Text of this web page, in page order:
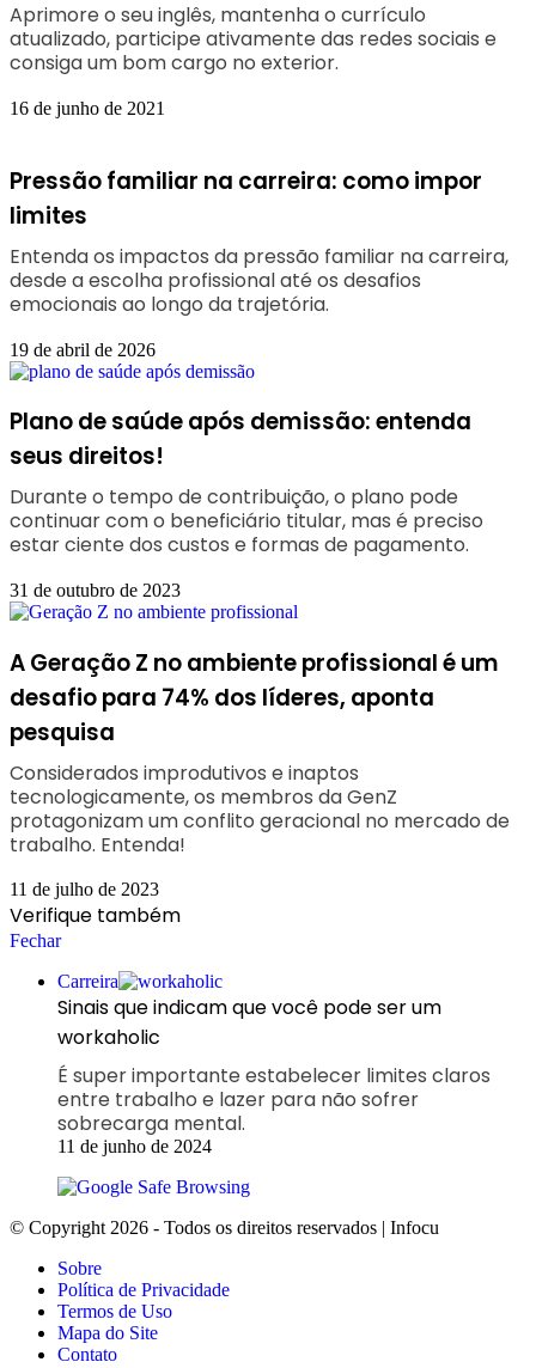
Aprimore o seu inglês, mantenha o currículo
atualizado, participe ativamente das redes sociais e
consiga um bom cargo no exterior.
16 de junho de 2021
Pressão familiar na carreira: como impor
limites
Entenda os impactos da pressão familiar na carreira,
desde a escolha profissional até os desafios
emocionais ao longo da trajetória.
19 de abril de 2026
Plano de saúde após demissão: entenda
seus direitos!
Durante o tempo de contribuição, o plano pode
continuar com o beneficiário titular, mas é preciso
estar ciente dos custos e formas de pagamento.
31 de outubro de 2023
A Geração Z no ambiente profissional é um
desafio para 74% dos líderes, aponta
pesquisa
Considerados improdutivos e inaptos
tecnologicamente, os membros da GenZ
protagonizam um conflito geracional no mercado de
trabalho. Entenda!
11 de julho de 2023
Verifique também
Fechar
Carreira
Sinais que indicam que você pode ser um
workaholic
É super importante estabelecer limites claros
entre trabalho e lazer para não sofrer
sobrecarga mental.
11 de junho de 2024
© Copyright 2026 - Todos os direitos reservados | Infocu
Sobre
Política de Privacidade
Termos de Uso
Mapa do Site
Contato